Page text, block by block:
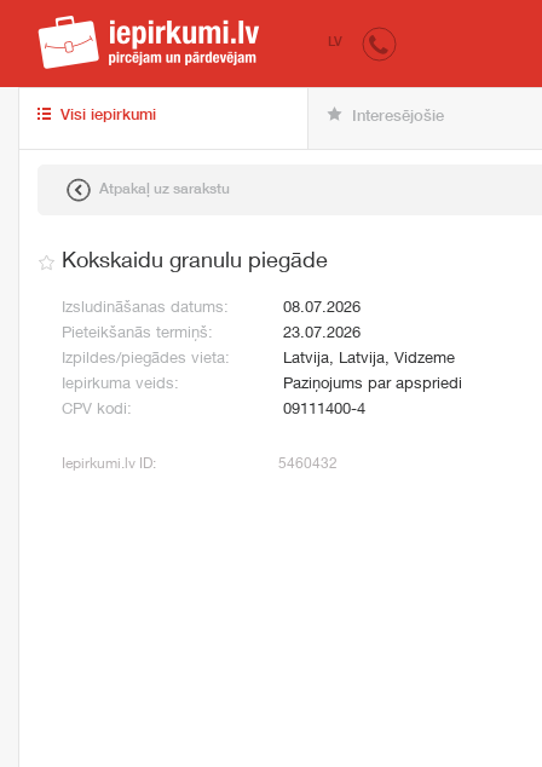
iepirkumi.lv
LV
Visi iepirkumi Interesējošie
Atpakaļ uz sarakstu
Kokskaidu granulu piegāde
Izsludināšanas datums:
08.07.2026
Pieteikšanās termiņš:
23.07.2026
Izpildes/piegādes vieta:
Latvija, Latvija, Vidzeme
Iepirkuma veids:
Paziņojums par apspriedi
CPV kodi:
09111400-4
Iepirkumi.lv ID: 5460432